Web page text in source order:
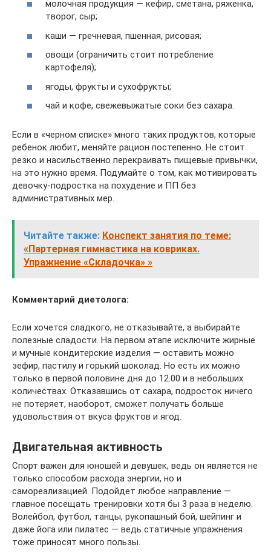
молочная продукция — кефир, сметана, ряженка,
творог, сыр;
каши — гречневая, пшенная, рисовая;
овощи (ограничить стоит потребление
картофеля);
ягоды, фрукты и сухофрукты;
чай и кофе, свежевыжатые соки без сахара.
Если в «черном списке» много таких продуктов, которые
ребенок любит, меняйте рацион постепенно. Не стоит
резко и насильственно перекраивать пищевые привычки,
на это нужно время. Подумайте о том, как мотивировать
девочку-подростка на похудение и ПП без
административных мер.
Читайте также: Конспект занятия по теме:
«Партерная гимнастика на ковриках.
Упражнение «Складочка» »
Комментарий диетолога:
Если хочется сладкого, не отказывайте, а выбирайте
полезные сладости. На первом этапе исключите жирные
и мучные кондитерские изделия — оставить можно
зефир, пастилу и горький шоколад. Но есть их можно
только в первой половине дня до 12.00 и в небольших
количествах. Отказавшись от сахара, подросток ничего
не потеряет, наоборот, сможет получать больше
удовольствия от вкуса фруктов и ягод.
Двигательная активность
Спорт важен для юношей и девушек, ведь он является не
только способом расхода энергии, но и
самореализацией. Подойдет любое направление —
главное посещать тренировки хотя бы 3 раза в неделю.
Волейбол, футбол, танцы, рукопашный бой, шейпинг и
даже йога или пилатес — ведь статичные упражнения
тоже приносят много пользы.